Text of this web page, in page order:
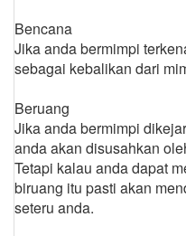
Bencana
Jika anda bermimpi
sebagai kebalikan dari
Beruang
Jika anda bermimpi
anda akan disusahkan
Tetapi kalau anda dapat
biruang itu pasti akan
seteru anda.